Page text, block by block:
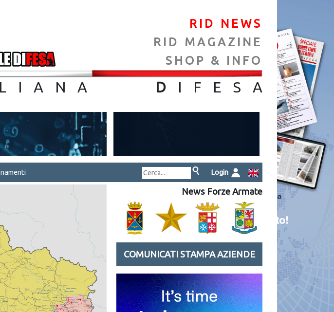
RID NEWS
RID MAGAZINE
SHOP & INFO
D IFES A
Login
News Forze Armate
COMUNICATI STAMPA AZIENDE